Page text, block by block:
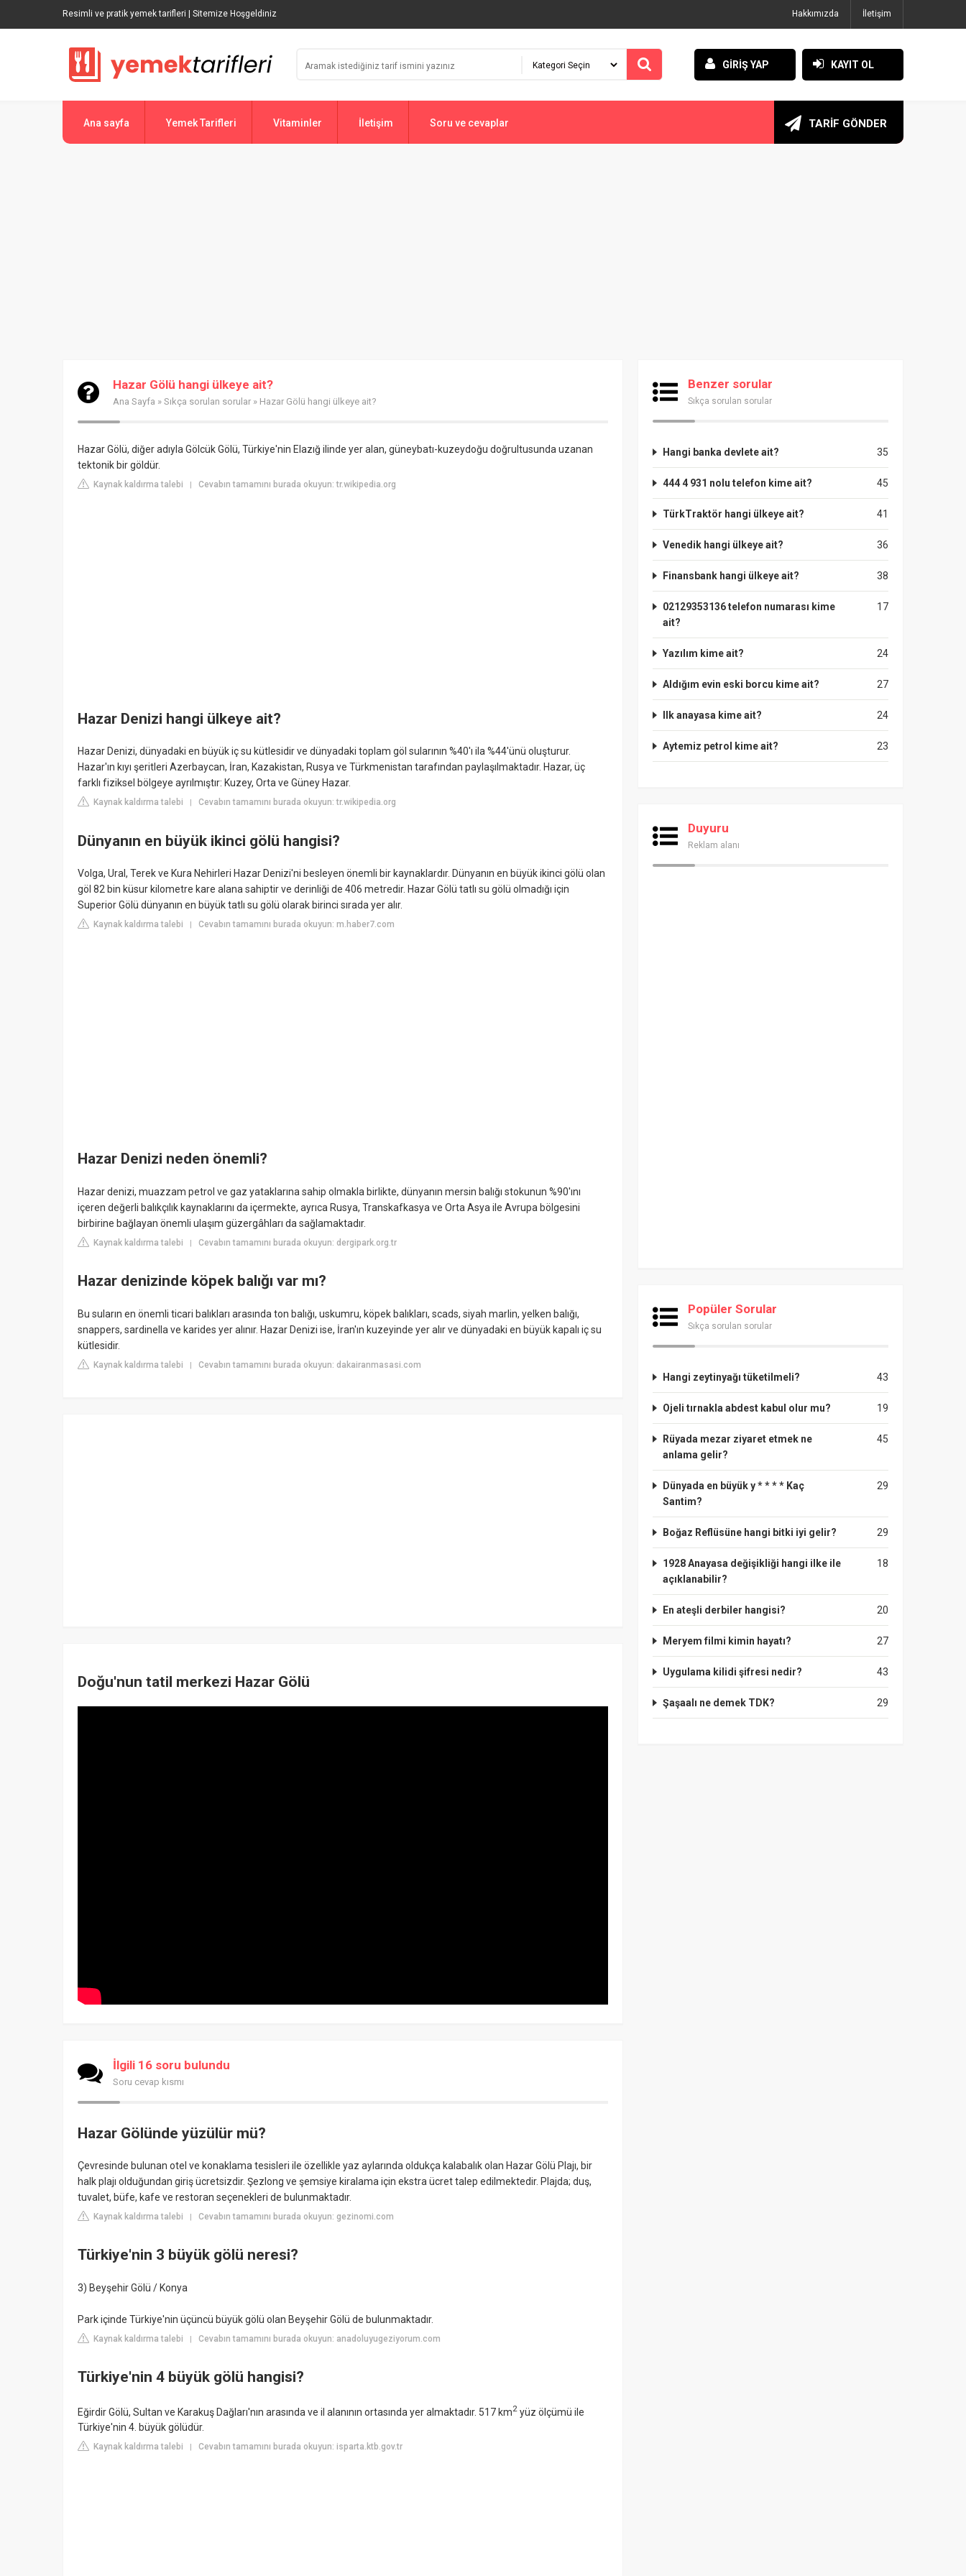
Resimli ve pratik yemek tarifleri | Sitemize Hoşgeldiniz Hakkımızda İletişim
GİRİŞ YAP KAYIT OL
Ana sayfa Yemek Tarifleri Vitaminler İletişim Soru ve cevaplar TARİF GÖNDER
Hazar Gölü hangi ülkeye ait?
Ana Sayfa » Sıkça sorulan sorular » Hazar Gölü hangi ülkeye ait?
Hazar Gölü, diğer adıyla Gölcük Gölü, Türkiye'nin Elazığ ilinde yer alan, güneybatı-kuzeydoğu doğrultusunda uzanan
tektonik bir göldür.
Kaynak kaldırma talebi | Cevabın tamamını burada okuyun: tr.wikipedia.org
Hazar Denizi hangi ülkeye ait?
Hazar Denizi, dünyadaki en büyük iç su kütlesidir ve dünyadaki toplam göl sularının %40'ı ila %44'ünü oluşturur.
Hazar'ın kıyı şeritleri Azerbaycan, İran, Kazakistan, Rusya ve Türkmenistan tarafından paylaşılmaktadır. Hazar, üç
farklı fiziksel bölgeye ayrılmıştır: Kuzey, Orta ve Güney Hazar.
Kaynak kaldırma talebi Cevabın tamamını burada okuyun: tr.wikipedia.org
Dünyanın en büyük ikinci gölü hangisi?
Volga, Ural, Terek ve Kura Nehirleri Hazar Denizi'ni besleyen önemli bir kaynaklardır. Dünyanın en büyük ikinci gölü olan
göl 82 bin küsur kilometre kare alana sahiptir ve derinliği de 406 metredir. Hazar Gölü tatlı su gölü olmadığı için
Superior Gölü dünyanın en büyük tatlı su gölü olarak birinci sırada yer alır.
Kaynak kaldırma talebi Cevabın tamamını burada okuyun: m.haber7.com
Hazar Denizi neden önemli?
Hazar denizi, muazzam petrol ve gaz yataklarına sahip olmakla birlikte, dünyanın mersin balığı stokunun %90'ını
içeren değerli balıkçılık kaynaklarını da içermekte, ayrıca Rusya, Transkafkasya ve Orta Asya ile Avrupa bölgesini
birbirine bağlayan önemli ulaşım güzergâhları da sağlamaktadır.
Kaynak kaldırma talebi | Cevabın tamamını burada okuyun: dergipark.org.tr
Hazar denizinde köpek balığı var mı?
Bu suların en önemli ticari balıkları arasında ton balığı, uskumru, köpek balıkları, scads, siyah marlin, yelken balığı,
snappers, sardinella ve karides yer alınır. Hazar Denizi ise, İran'ın kuzeyinde yer alır ve dünyadaki en büyük kapalı iç su
kütlesidir.
Kaynak kaldırma talebi | Cevabın tamamını burada okuyun: dakairanmasasi.com
Doğu'nun tatil merkezi Hazar Gölü
İlgili 16 soru bulundu
Soru cevap kısmı
Hazar Gölünde yüzülür mü?
Çevresinde bulunan otel ve konaklama tesisleri ile özellikle yaz aylarında oldukça kalabalık olan Hazar Gölü Plajı, bir
halk plajı olduğundan giriş ücretsizdir. Şezlong ve şemsiye kiralama için ekstra ücret talep edilmektedir. Plajda; duş,
tuvalet, büfe, kafe ve restoran seçenekleri de bulunmaktadır.
Kaynak kaldırma talebi | Cevabın tamamını burada okuyun: gezinomi.com
Türkiye'nin 3 büyük gölü neresi?
3) Beyşehir Gölü / Konya
Park içinde Türkiye'nin üçüncü büyük gölü olan Beyşehir Gölü de bulunmaktadır.
Kaynak kaldırma talebi | Cevabın tamamını burada okuyun: anadoluyugeziyorum.com
Türkiye'nin 4 büyük gölü hangisi?
Eğirdir Gölü, Sultan ve Karakuş Dağları'nın arasında ve il alanının ortasında yer almaktadır. 517 km2 yüz ölçümü ile
Türkiye'nin 4. büyük gölüdür.
Kaynak kaldırma talebi Cevabın tamamını burada okuyun: isparta.ktb.gov.tr
Benzer sorular
Sıkça sorulan sorular
35
Hangi banka devlete ait?
45
444 4 931 nolu telefon kime ait?
41
TürkTraktör hangi ülkeye ait?
36
Venedik hangi ülkeye ait?
38
Finansbank hangi ülkeye ait?
17
02129353136 telefon numarası kime
ait?
24
Yazılım kime ait?
27
Aldığım evin eski borcu kime ait?
24
Ilk anayasa kime ait?
23
Aytemiz petrol kime ait?
Duyuru
Reklam alanı
Popüler Sorular
Sıkça sorulan sorular
43
Hangi zeytinyağı tüketilmeli?
19
Ojeli tırnakla abdest kabul olur mu?
45
Rüyada mezar ziyaret etmek ne
anlama gelir?
29
Dünyada en büyük y * * * * Kaç
Santim?
29
Boğaz Reflüsüne hangi bitki iyi gelir?
18
1928 Anayasa değişikliği hangi ilke ile
açıklanabilir?
20
En ateşli derbiler hangisi?
27
Meryem filmi kimin hayatı?
43
Uygulama kilidi şifresi nedir?
29
Şaşaalı ne demek TDK?